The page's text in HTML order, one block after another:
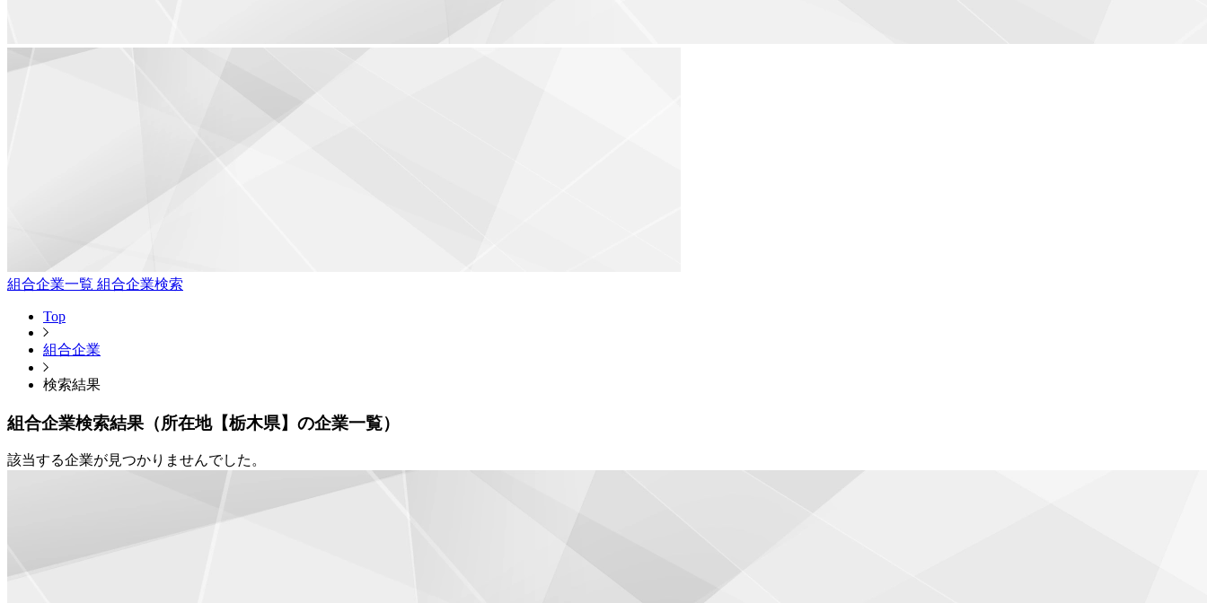
組合企業一覧 組合企業検索
Top
組合企業
検索結果
組合企業検索結果（所在地【栃木県】の企業一覧）
該当する企業が見つかりませんでした。